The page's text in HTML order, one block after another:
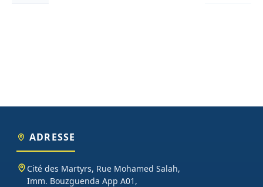
ADRESSE
Cité des Martyrs, Rue Mohamed Salah,
Imm. Bouzguenda App A01,